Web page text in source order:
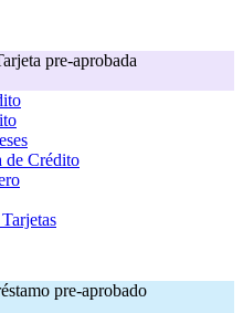
pre-aprobada
de Crédito
pre-aprobado